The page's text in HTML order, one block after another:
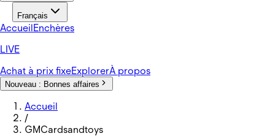
Français
AccueilEnchères
LIVE
Achat à prix fixeExplorerÀ propos
Nouveau : Bonnes affaires
Accueil
/
GMCardsandtoys